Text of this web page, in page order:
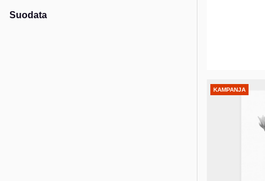
Suodata
KAMPANJA